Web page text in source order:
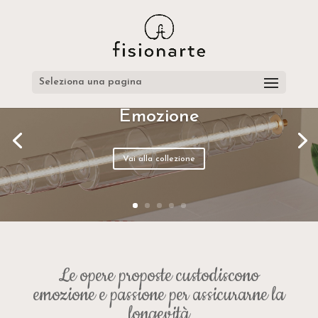
Seleziona una pagina
Emozione
Vai alla collezione
Le opere proposte custodiscono
emozione e passione per assicurarne la